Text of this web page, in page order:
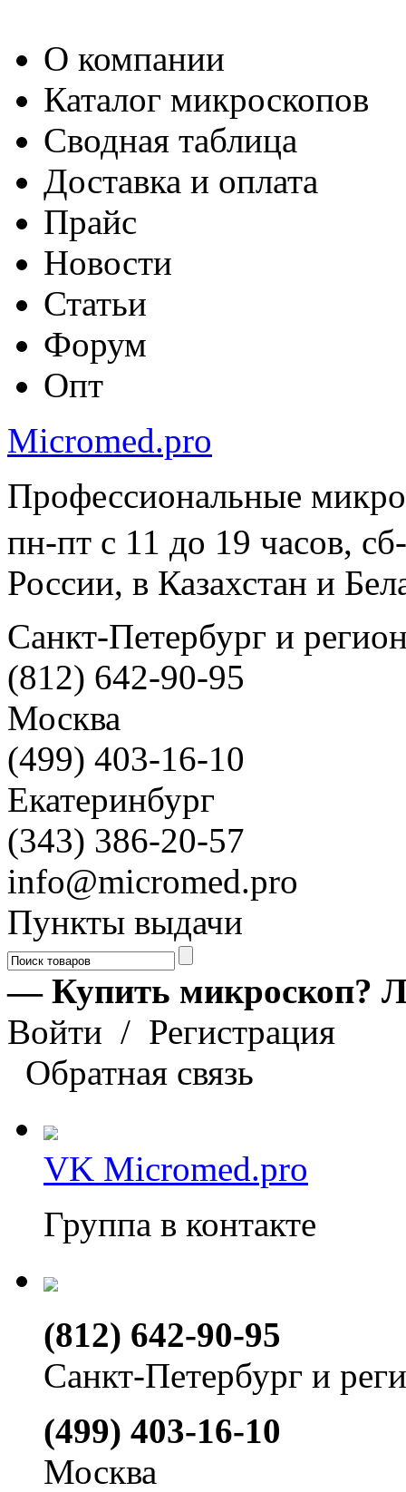
О компании
Каталог микроскопов
Сводная таблица
Доставка и оплата
Прайс
Новости
Статьи
Форум
Опт
Micromed.pro
Профессиональные
пн-пт с 11 до 19 часов,
России, в Казахстан и
Санкт-Петербург и
(812) 642-90-95
Москва
(499) 403-16-10
Екатеринбург
(343) 386-20-57
info@micromed.pro
Пункты выдачи
— Купить микроскоп?
Войти / Регистрация
Обратная связь
VK Micromed.pro
Группа в контакте
(812) 642-90-95
Санкт-Петербург и
(499) 403-16-10
Москва